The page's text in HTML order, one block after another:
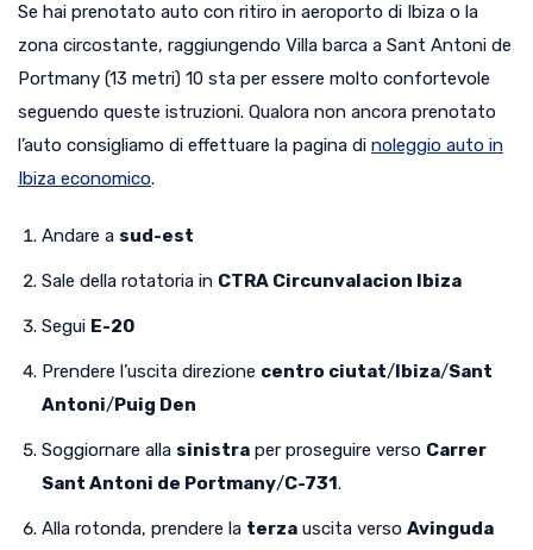
Se hai prenotato auto con ritiro in aeroporto di Ibiza o la
zona circostante, raggiungendo Villa barca a Sant Antoni de
Portmany (13 metri) 10 sta per essere molto confortevole
seguendo queste istruzioni. Qualora non ancora prenotato
l’auto consigliamo di effettuare la pagina di noleggio auto in
Ibiza economico.
Andare a sud-est
Sale della rotatoria in CTRA Circunvalacion Ibiza
Segui E-20
Prendere l’uscita direzione centro ciutat/Ibiza/Sant
Antoni/Puig Den
Soggiornare alla sinistra per proseguire verso Carrer
Sant Antoni de Portmany/C-731.
Alla rotonda, prendere la terza uscita verso Avinguda